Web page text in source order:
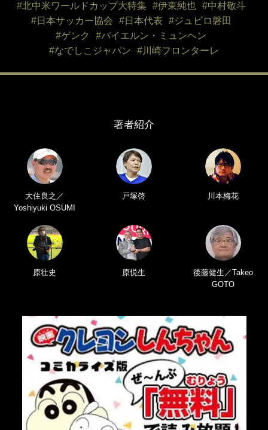
#北中米ワールドカップ大特集 #伊東純也
#中村敬斗
#日本サッカー協会
#日本代表
#ジュビロ磐田
#ゲンク
#バイエルン・ミュンヘン
#なでしこジャパン
#川崎フロンターレ
著者紹介
大住良之／
Yoshiyuki OSUMI
戸塚啓 川本梅花
原壮史 原悦生
後藤健生／Takeo
GOTO